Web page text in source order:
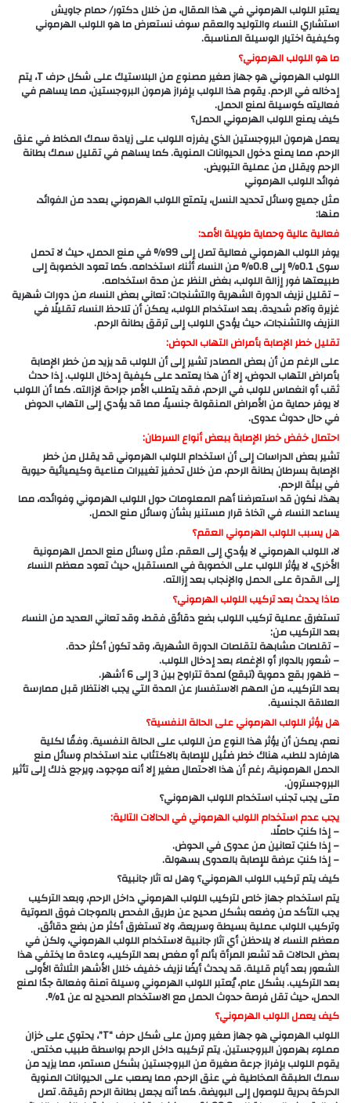
يعتبر اللولب الهرموني في هذا المقال، من خلال دكتور/ حمام جاويش
استشاري النساء والتوليد والعقم سوف نستعرض ما هو اللولب الهرموني
وكيفية اختيار الوسيلة المناسبة.
ما هو اللولب الهرموني؟
اللولب الهرموني هو جهاز صغير مصنوع من البلاستيك على شكل حرف T، يتم
إدخاله في الرحم. يقوم هذا اللولب بإفراز هرمون البروجستين، مما يساهم في
فعاليته كوسيلة لمنع الحمل.
كيف يمنع اللولب الهرموني الحمل؟
يعمل هرمون البروجستين الذي يفرزه اللولب على زيادة سمك المخاط في عنق
الرحم، مما يمنع دخول الحيوانات المنوية. كما يساهم في تقليل سمك بطانة
الرحم ويقلل من عملية التبويض.
فوائد اللولب الهرموني
مثل جميع وسائل تحديد النسل، يتمتع اللولب الهرموني بعدد من الفوائد،
منها:
فعالية عالية وحماية طويلة الأمد:
يوفر اللولب الهرموني فعالية تصل إلى 99% في منع الحمل، حيث لا تحمل
سوى 0.1% إلى 0.8% من النساء أثناء استخدامه. كما تعود الخصوبة إلى
طبيعتها فور إزالة اللولب، بغض النظر عن مدة استخدامه.
– تقليل نزيف الدورة الشهرية والتشنجات: تعاني بعض النساء من دورات شهرية
غزيرة وآلام شديدة. بعد استخدام اللولب، يمكن أن تلاحظ النساء تقليلًا في
النزيف والتشنجات، حيث يؤدي اللولب إلى ترقق بطانة الرحم.
تقليل خطر الإصابة بأمراض التهاب الحوض:
على الرغم من أن بعض المصادر تشير إلى أن اللولب قد يزيد من خطر الإصابة
بأمراض التهاب الحوض، إلا أن هذا يعتمد على كيفية إدخال اللولب. إذا حدث
ثقب أو انغماس للولب في الرحم، فقد يتطلب الأمر جراحة لإزالته. كما أن اللولب
لا يوفر حماية من الأمراض المنقولة جنسياً، مما قد يؤدي إلى التهاب الحوض
في حال حدوث عدوى.
احتمال خفض خطر الإصابة ببعض أنواع السرطان:
تشير بعض الدراسات إلى أن استخدام اللولب الهرموني قد يقلل من خطر
الإصابة بسرطان بطانة الرحم، من خلال تحفيز تغييرات مناعية وكيميائية حيوية
في بيئة الرحم.
بهذا، نكون قد استعرضنا أهم المعلومات حول اللولب الهرموني وفوائده، مما
يساعد النساء في اتخاذ قرار مستنير بشأن وسائل منع الحمل.
هل يسبب اللولب الهرموني العقم؟
لا، اللولب الهرموني لا يؤدي إلى العقم. مثل وسائل منع الحمل الهرمونية
الأخرى، لا يؤثر اللولب على الخصوبة في المستقبل، حيث تعود معظم النساء
إلى القدرة على الحمل والإنجاب بعد إزالته.
ماذا يحدث بعد تركيب اللولب الهرموني؟
تستغرق عملية تركيب اللولب بضع دقائق فقط، وقد تعاني العديد من النساء
بعد التركيب من:
– تقلصات مشابهة لتقلصات الدورة الشهرية، وقد تكون أكثر حدة.
– شعور بالدوار أو الإغماء بعد إدخال اللولب.
– ظهور بقع دموية (تبقع) لمدة تتراوح بين 3 إلى 6 أشهر.
بعد التركيب، من المهم الاستفسار عن المدة التي يجب الانتظار قبل ممارسة
العلاقة الجنسية.
هل يؤثر اللولب الهرموني على الحالة النفسية؟
نعم، يمكن أن يؤثر هذا النوع من اللولب على الحالة النفسية. وفقًا لكلية
هارفارد للطب، هناك خطر ضئيل للإصابة بالاكتئاب عند استخدام وسائل منع
الحمل الهرمونية، رغم أن هذا الاحتمال صغير إلا أنه موجود، ويرجع ذلك إلى تأثير
البروجسترون.
متى يجب تجنب استخدام اللولب الهرموني؟
يجب عدم استخدام اللولب الهرموني في الحالات التالية:
– إذا كنتِ حاملًا.
– إذا كنتِ تعانين من عدوى في الحوض.
– إذا كنتِ عرضة للإصابة بالعدوى بسهولة.
كيف يتم تركيب اللولب الهرموني؟ وهل له آثار جانبية؟
يتم استخدام جهاز خاص لتركيب اللولب الهرموني داخل الرحم، وبعد التركيب
يجب التأكد من وضعه بشكل صحيح عن طريق الفحص بالموجات فوق الصوتية
وتركيب اللولب عملية بسيطة وسريعة، ولا تستغرق أكثر من بضع دقائق.
معظم النساء لا يلاحظن أي آثار جانبية لاستخدام اللولب الهرموني، ولكن في
بعض الحالات قد تشعر المرأة بألم أو مغص بعد التركيب، وعادة ما يختفي هذا
الشعور بعد أيام قليلة. قد يحدث أيضًا نزيف خفيف خلال الأشهر الثلاثة الأولى
بعد التركيب. بشكل عام، يُعتبر اللولب الهرموني وسيلة آمنة وفعالة جدًا لمنع
الحمل، حيث تقل فرصة حدوث الحمل مع الاستخدام الصحيح له عن 1%.
كيف يعمل اللولب الهرموني؟
اللولب الهرموني هو جهاز صغير ومرن على شكل حرف “T”، يحتوي على خزان
مملوء بهرمون البروجستين. يتم تركيبه داخل الرحم بواسطة طبيب مختص.
يقوم اللولب بإفراز جرعة صغيرة من البروجستين بشكل مستمر، مما يزيد من
سمك الطبقة المخاطية في عنق الرحم، مما يصعب على الحيوانات المنوية
الحركة بحرية للوصول إلى البويضة. كما أنه يجعل بطانة الرحم رقيقة. تصل